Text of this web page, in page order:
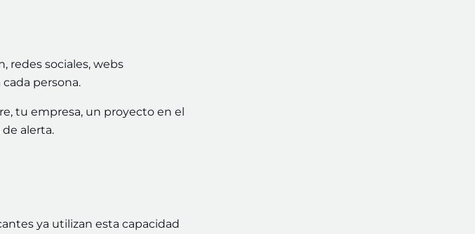
redes sociales, webs
persona.
tu empresa, un proyecto en el
alerta.
ya utilizan esta capacidad